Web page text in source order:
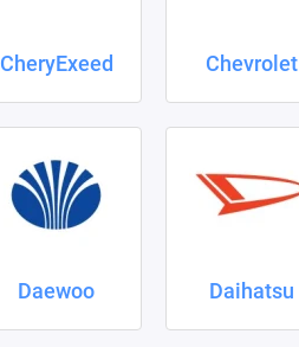
CheryExeed Chevrolet
Daewoo Daihatsu